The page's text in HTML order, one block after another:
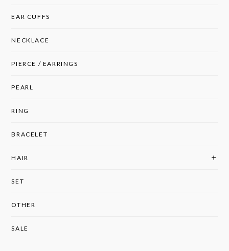
EAR CUFFS
NECKLACE
PIERCE / EARRINGS
PEARL
RING
BRACELET
HAIR
SET
OTHER
SALE